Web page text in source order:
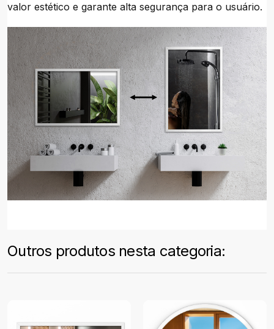
valor estético e garante alta segurança para o usuário.
Outros produtos nesta categoria: